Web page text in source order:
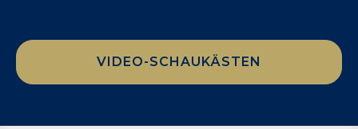
VIDEO-SCHAUKÄSTEN